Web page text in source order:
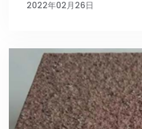
2022年02月26日